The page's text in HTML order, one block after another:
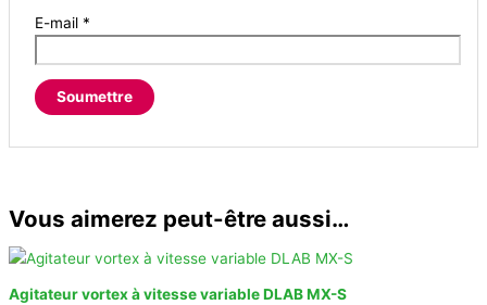
E-mail *
Vous aimerez peut-être aussi…
Agitateur vortex à vitesse variable DLAB MX-S